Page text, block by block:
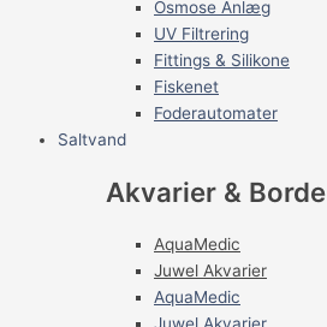
Osmose Anlæg
UV Filtrering
Fittings & Silikone
Fiskenet
Foderautomater
Saltvand
Akvarier & Borde
AquaMedic
Juwel Akvarier
AquaMedic